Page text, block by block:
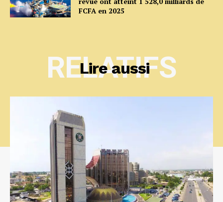
FCFA en 2025
Lire aussi
RELATIFS